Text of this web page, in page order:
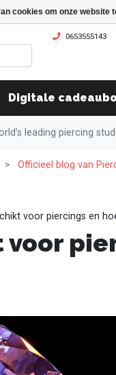
cookies om onze website
0653555143
Digitale
leading piercing
Officieel blog van
voor piercings en